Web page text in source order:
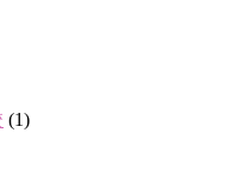
(1)